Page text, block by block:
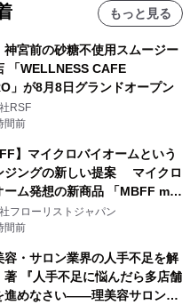
もっと見る
神宮前の砂糖不使用スムージー
「WELLNESS CAFE
」が8月8日グランドオープン
RSF
間前
】マイクロバイオームという
ジングの新しい提案 マイクロ
ーム発想の新商品 「MBFF mb
ジングPRO」を2026年8月6日
フローリストジャパン
間前
容・サロン業界の人手不足を解
著 『人手不足に悩んだら多店舗
進めなさい――理美容サロン